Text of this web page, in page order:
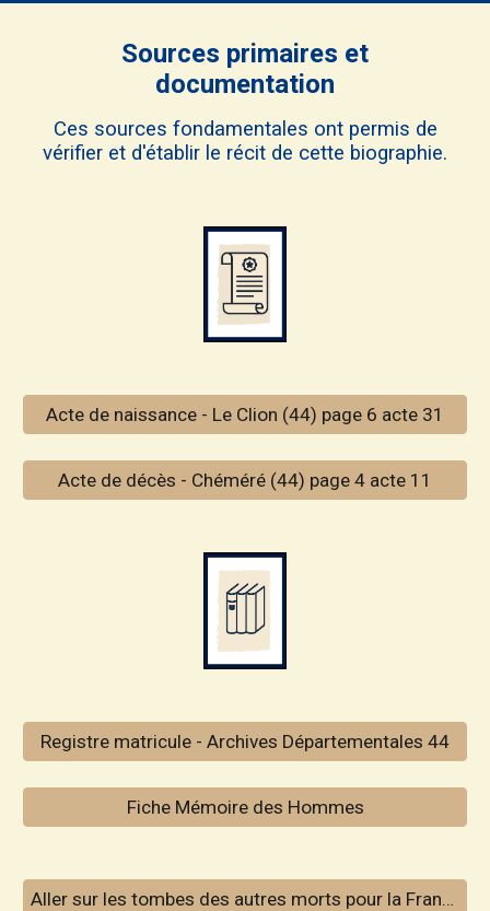
Sources primaires et
documentation
Ces sources fondamentales ont permis de
vérifier et d'établir le récit de cette biographie.
Acte de naissance - Le Clion (44) page 6 acte 31
Acte de décès - Chéméré (44) page 4 acte 11
Registre matricule - Archives Départementales 44
Fiche Mémoire des Hommes
Aller sur les tombes des autres morts pour la France inhumés à La Bernerie